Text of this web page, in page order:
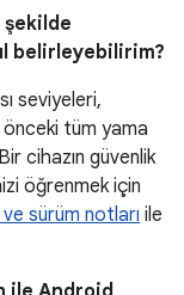
şekilde
belirleyebilirim?
seviyeleri,
tüm yama
cihazın güvenlik
öğrenmek için
sürüm notları ile